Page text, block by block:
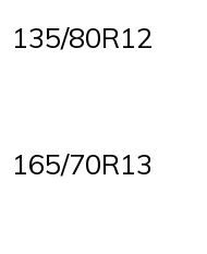
135/80R12
165/70R13